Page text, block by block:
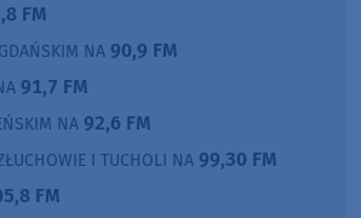
FM
NA 90,9 FM
91,7 FM
NA 92,6 FM
I TUCHOLI NA 99,30 FM
FM